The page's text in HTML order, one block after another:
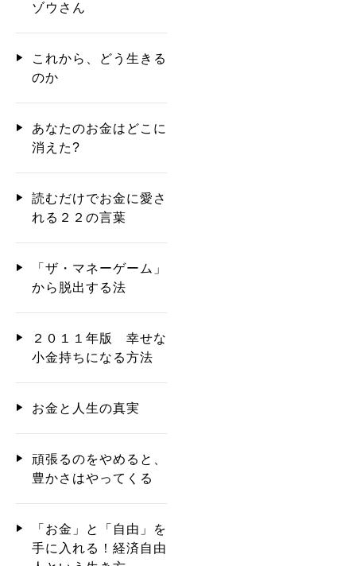
ゾウさん
これから、どう生きる
のか
あなたのお金はどこに
消えた?
読むだけでお金に愛さ
れる２２の言葉
「ザ・マネーゲーム」
から脱出する法
２０１１年版 幸せな
小金持ちになる方法
お金と人生の真実
頑張るのをやめると、
豊かさはやってくる
「お金」と「自由」を
手に入れる！経済自由